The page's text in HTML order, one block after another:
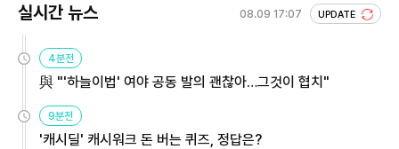
실시간 뉴스 08.09 17:07 UPDATE
4분전
與 "'하늘이법' 여야 공동 발의 괜찮아…그것이 협치"
9분전
'캐시딜' 캐시워크 돈 버는 퀴즈, 정답은?